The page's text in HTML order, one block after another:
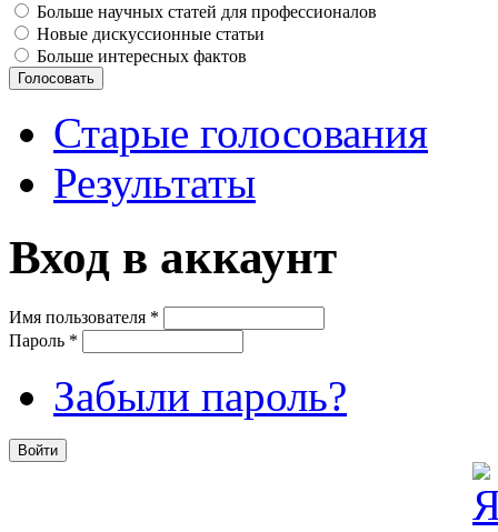
Больше научных статей для профессионалов
Новые дискуссионные статьи
Больше интересных фактов
Старые голосования
Результаты
Вход в аккаунт
Имя пользователя *
Пароль *
Забыли пароль?